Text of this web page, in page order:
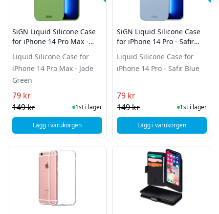
SiGN Liquid Silicone Case
for iPhone 14 Pro Max -
Liquid Silicone Case for
iPhone 14 Pro Max - Jade
Green
79 kr
149 kr
I Lager
1st i lager
Lägg i varukorgen, SiGN Liquid Silicone Case for iPhone 14 Pro Max - Jade
SiGN Liquid Silicone Case
for iPhone 14 Pro - Safir
Liquid Silicone Case for
iPhone 14 Pro - Safir Blue
79 kr
149 kr
I Lager
1st i lager
Lägg i varukorgen
, SiGN Liquid